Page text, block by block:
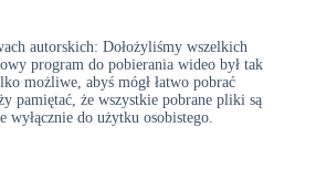
autorskich: Dołożyliśmy wszelkich
program do pobierania wideo był tak
możliwe, abyś mógł łatwo pobrać
pamiętać, że wszystkie pobrane pliki są
wyłącznie do użytku osobistego.